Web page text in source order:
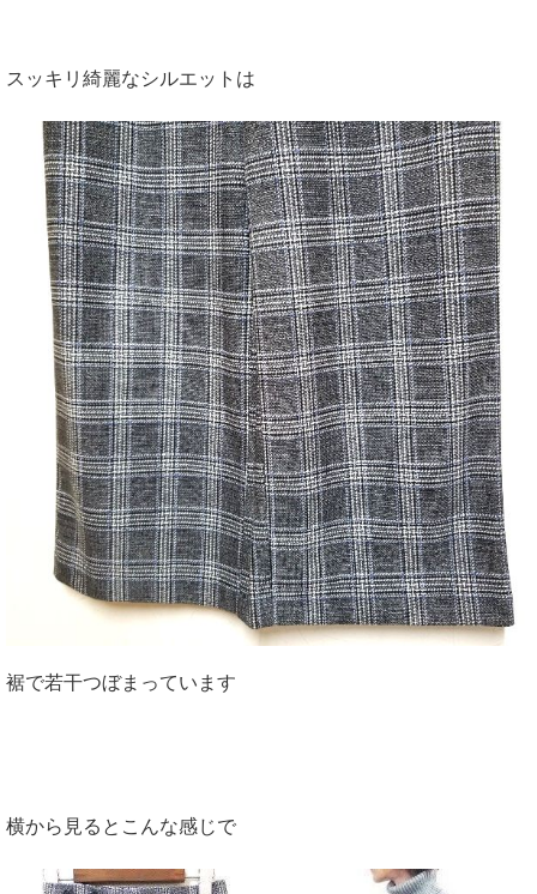
スッキリ綺麗なシルエットは
裾で若干つぼまっています
横から見るとこんな感じで